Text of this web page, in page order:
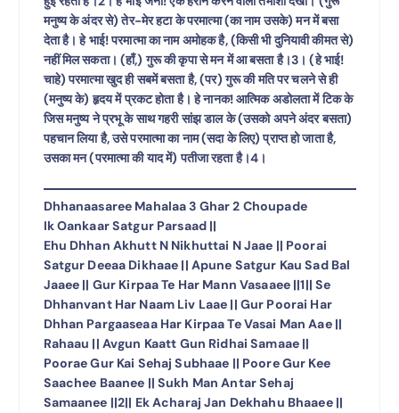
मनुष्य के अंदर से) तेर-मेर हटा के परमात्मा (का नाम उसके) मन में बसा
देता है। हे भाई! परमात्मा का नाम अमोहक है, (किसी भी दुनियावी कीमत से)
नहीं मिल सकता। (हाँ,) गुरू की कृपा से मन में आ बसता है।3। (हे भाई!
चाहे) परमात्मा खुद ही सबमें बसता है, (पर) गुरू की मति पर चलने से ही
(मनुष्य के) हृदय में प्रकट होता है। हे नानक! आत्मिक अडोलता में टिक के
जिस मनुष्य ने प्रभू के साथ गहरी सांझ डाल के (उसको अपने अंदर बसता)
पहचान लिया है, उसे परमात्मा का नाम (सदा के लिए) प्राप्त हो जाता है,
उसका मन (परमात्मा की याद में) पतीजा रहता है।4।
Dhhanaasaree Mahalaa 3 Ghar 2 Choupade
Ik Oankaar Satgur Parsaad ||
Ehu Dhhan Akhutt N Nikhuttai N Jaae || Poorai
Satgur Deeaa Dikhaae || Apune Satgur Kau Sad Bal
Jaaee || Gur Kirpaa Te Har Mann Vasaaee ||1|| Se
Dhhanvant Har Naam Liv Laae || Gur Poorai Har
Dhhan Pargaaseaa Har Kirpaa Te Vasai Man Aae ||
Rahaau || Avgun Kaatt Gun Ridhai Samaae ||
Poorae Gur Kai Sehaj Subhaae || Poore Gur Kee
Saachee Baanee || Sukh Man Antar Sehaj
Samaanee ||2|| Ek Acharaj Jan Dekhahu Bhaaee ||